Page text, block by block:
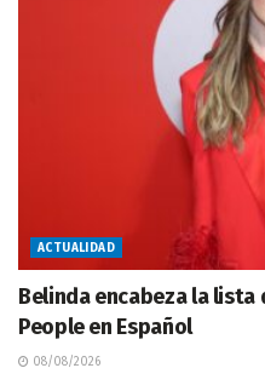
ACTUALIDAD
Belinda encabeza la lista
People en Español
08/08/2026